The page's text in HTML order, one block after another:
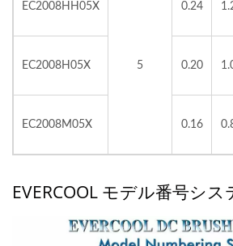
EC2008HH05X
5
0.24
EC2008H05X 0.20
EC2008M05X 0.16
EVERCOOL モデル番号シス